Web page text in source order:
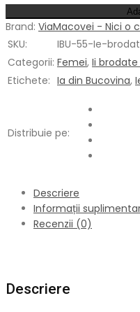
Brand: ViaMacovei - Nici o
SKU:
IBU-55-Ie-
Categorii: Femei, Ii
Etichete: Ia din Bucovina,
Distribuie pe:
Descriere
Informații
Recenzii (0)
Descriere